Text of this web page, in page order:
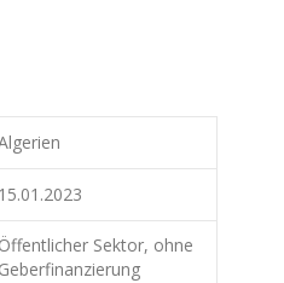
15.01.2023
Öffentlicher Sektor, ohne
Geberfinanzierung